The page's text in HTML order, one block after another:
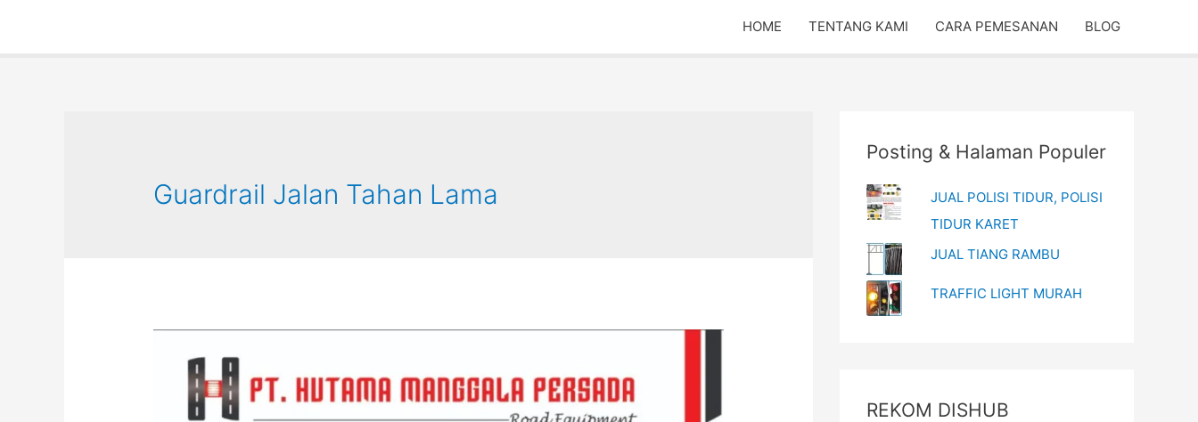
HOME TENTANG KAMI CARA PEMESANAN BLOG
Guardrail Jalan Tahan Lama
Posting & Halaman Populer
JUAL POLISI TIDUR, POLISI
TIDUR KARET
JUAL TIANG RAMBU
TRAFFIC LIGHT MURAH
REKOM DISHUB